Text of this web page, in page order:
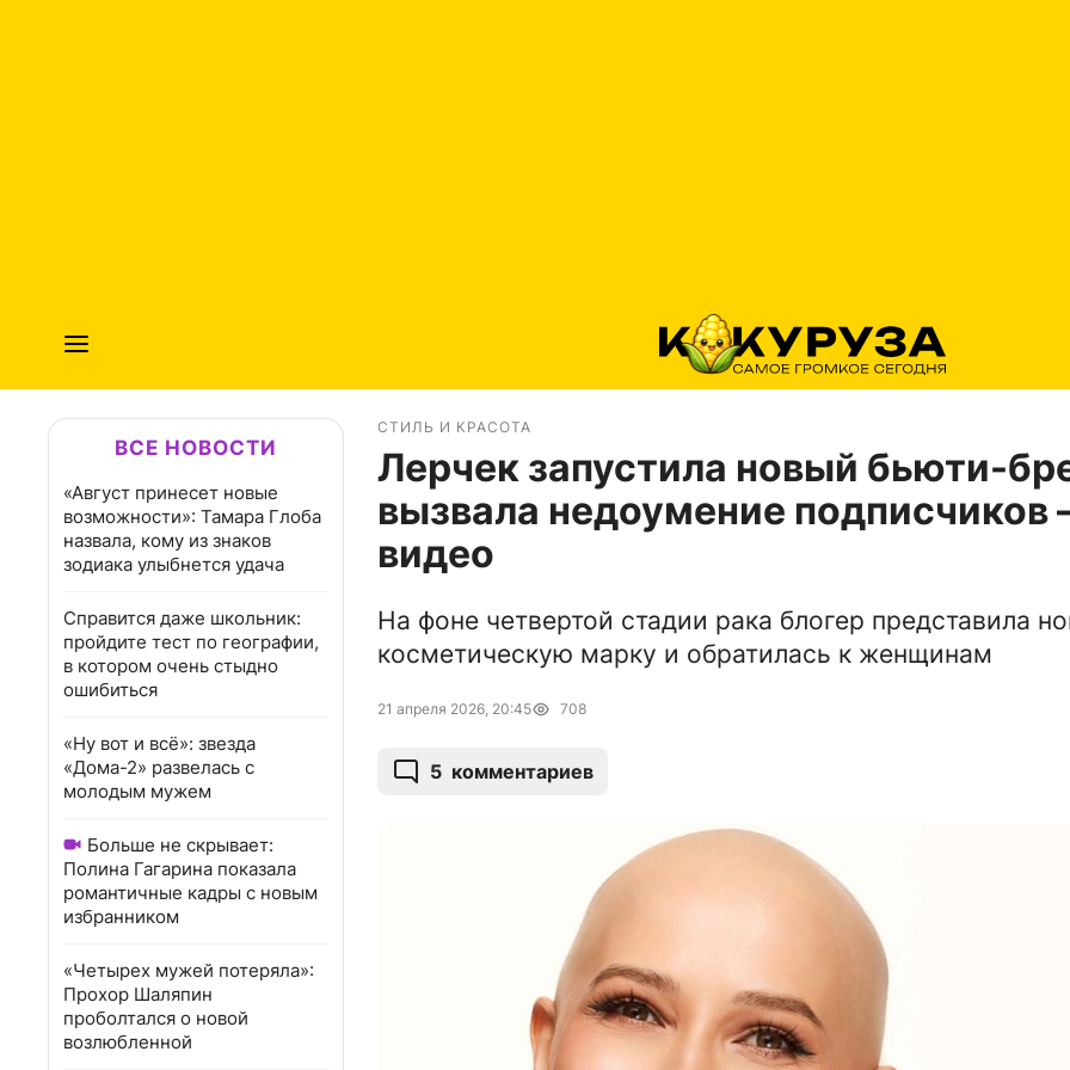
ВСЕ НОВОСТИ
«Август принесет новые
возможности»: Тамара Глоба
назвала, кому из знаков
зодиака улыбнется удача
Справится даже школьник:
пройдите тест по географии,
в котором очень стыдно
ошибиться
«Ну вот и всё»: звезда
«Дома-2» развелась с
молодым мужем
Больше не скрывает:
Полина Гагарина показала
романтичные кадры с новым
избранником
«Четырех мужей потеряла»:
Прохор Шаляпин
проболтался о новой
возлюбленной
СТИЛЬ И КРАСОТА
Лерчек запустила новый бьюти-
вызвала недоумение подписчиков
видео
На фоне четвертой стадии рака блогер представила
косметическую марку и обратилась к женщинам
21 апреля 2026, 20:45 708
5 комментариев